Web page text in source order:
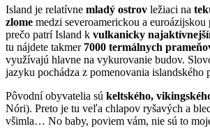
Island je relatívne mladý ostrov ležiaci na
zlome medzi severoamerickou a
prečo patrí Island k vulkanicky
tu nájdete takmer 7000 termálnych
využívajú hlavne na vykurovanie budov.
jazyku pochádza z pomenovania islandského
Pôvodní obyvatelia sú keltského,
Nóri). Preto je tu veľa chlapov ryšavých a
všimla… No baby, poviem vám, nie sú to